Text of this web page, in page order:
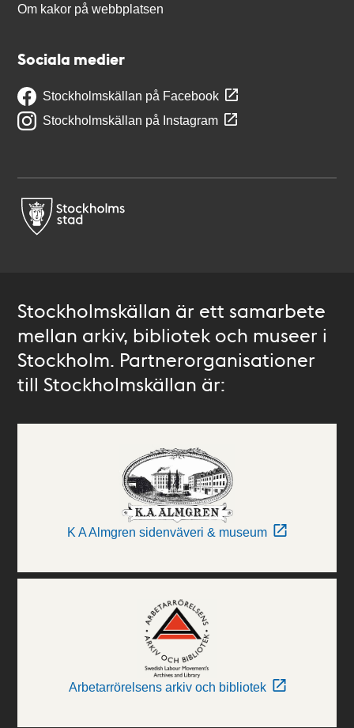
Om kakor på webbplatsen
Sociala medier
Stockholmskällan på Facebook
Stockholmskällan på Instagram
Stockholmskällan är ett samarbete
mellan arkiv, bibliotek och museer i
Stockholm. Partnerorganisationer
till Stockholmskällan är:
K A Almgren sidenväveri & museum
Arbetarrörelsens arkiv och bibliotek